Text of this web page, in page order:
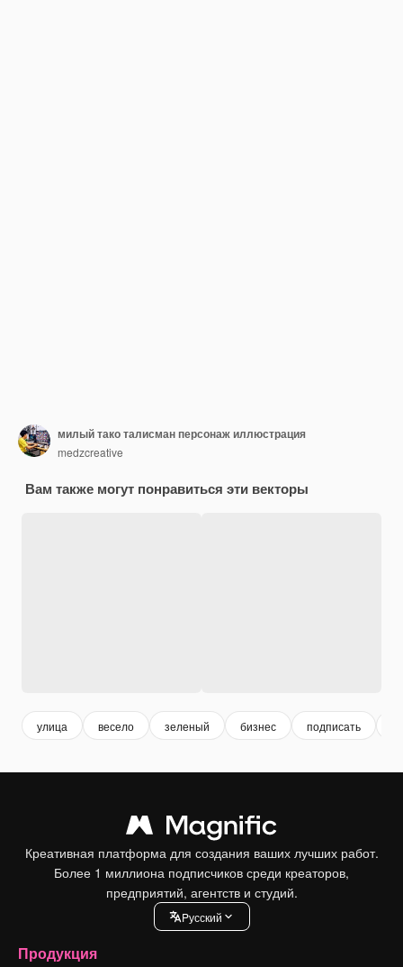
милый тако талисман персонаж иллюстрация
medzcreative
Вам также могут понравиться эти векторы
улица весело зеленый бизнес подписать
Креативная платформа для создания ваших лучших работ.
Более 1 миллиона подписчиков среди креаторов,
предприятий, агентств и студий.
Pусский
Продукция